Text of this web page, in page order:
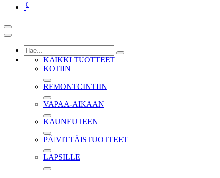
0
KAIKKI TUOTTEET
KOTIIN
REMONTOINTIIN
VAPAA-AIKAAN
KAUNEUTEEN
PÄIVITTÄISTUOTTEET
LAPSILLE